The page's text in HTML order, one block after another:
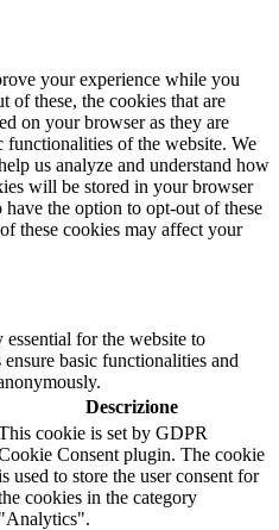
your experience while you
of these, the cookies that are
on your browser as they are
of the website. We
us analyze and understand how
will be stored in your browser
the option to opt-out of these
these cookies may affect your
essential for the website to
basic functionalities and
Descrizione
cookie is set by GDPR
Consent plugin. The cookie
used to store the user consent for
cookies in the category
"Analytics".